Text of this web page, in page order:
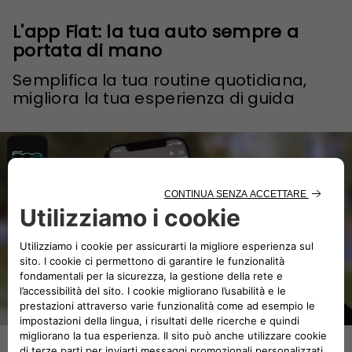
L'app Fiat: la tua auto sempre a
portata di mano
Semplifica la tua routine quotidiana,
migliora la tua esperienza di guida